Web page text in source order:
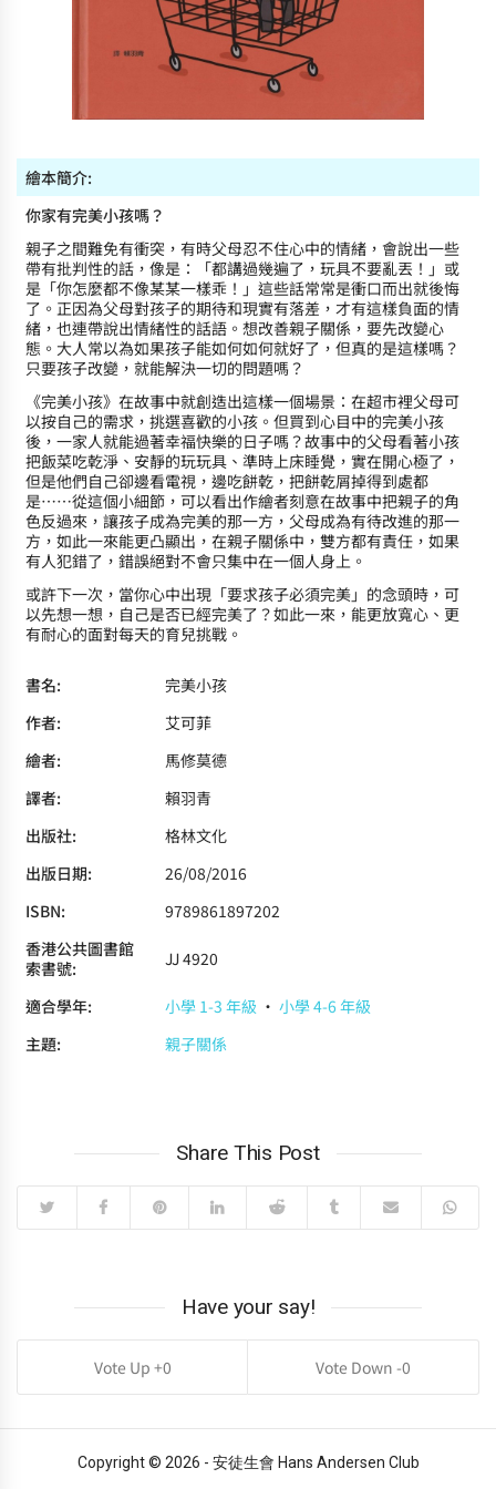
繪本簡介:
你家有完美小孩嗎？
親子之間難免有衝突，有時父母忍不住心中的情緒，會說出一些
帶有批判性的話，像是：「都講過幾遍了，玩具不要亂丟！」或
是「你怎麼都不像某某一樣乖！」這些話常常是衝口而出就後悔
了。正因為父母對孩子的期待和現實有落差，才有這樣負面的情
緒，也連帶說出情緒性的話語。想改善親子關係，要先改變心
態。大人常以為如果孩子能如何如何就好了，但真的是這樣嗎？
只要孩子改變，就能解決一切的問題嗎？
《完美小孩》在故事中就創造出這樣一個場景：在超市裡父母可
以按自己的需求，挑選喜歡的小孩。但買到心目中的完美小孩
後，一家人就能過著幸福快樂的日子嗎？故事中的父母看著小孩
把飯菜吃乾淨、安靜的玩玩具、準時上床睡覺，實在開心極了，
但是他們自己卻邊看電視，邊吃餅乾，把餅乾屑掉得到處都
是……從這個小細節，可以看出作繪者刻意在故事中把親子的角
色反過來，讓孩子成為完美的那一方，父母成為有待改進的那一
方，如此一來能更凸顯出，在親子關係中，雙方都有責任，如果
有人犯錯了，錯誤絕對不會只集中在一個人身上。
或許下一次，當你心中出現「要求孩子必須完美」的念頭時，可
以先想一想，自己是否已經完美了？如此一來，能更放寬心、更
有耐心的面對每天的育兒挑戰。
書名:
完美小孩
作者:
艾可菲
繪者:
馬修莫德
譯者:
賴羽青
出版社:
格林文化
出版日期:
26/08/2016
ISBN:
9789861897202
香港公共圖書館
索書號:
JJ 4920
適合學年: 小學 1-3 年級 · 小學 4-6 年級
主題:
親子關係
Share This Post
Have your say!
0 0
Copyright © 2026 - 安徒生會 Hans Andersen Club